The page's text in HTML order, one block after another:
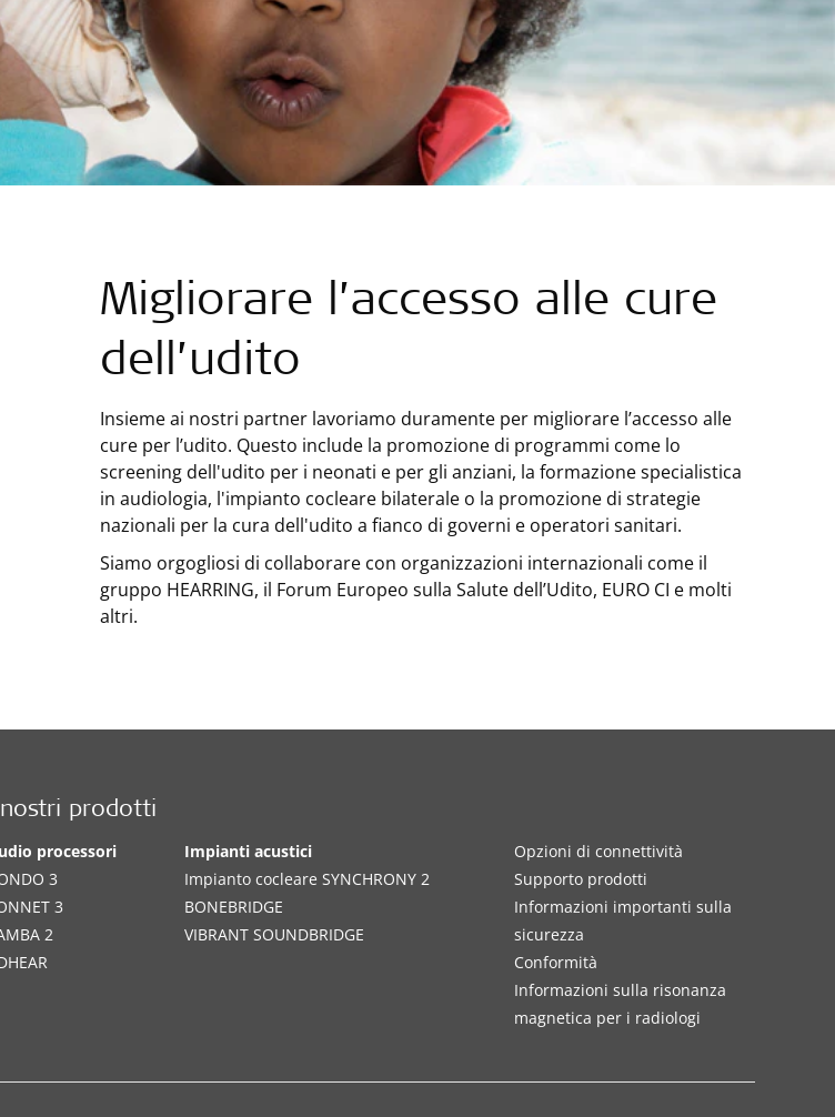
Migliorare l’accesso alle cure
dell’udito
Insieme ai nostri partner lavoriamo duramente per migliorare l’accesso alle
cure per l’udito. Questo include la promozione di programmi come lo
screening dell'udito per i neonati e per gli anziani, la formazione specialistica
in audiologia, l'impianto cocleare bilaterale o la promozione di strategie
nazionali per la cura dell'udito a fianco di governi e operatori sanitari.
Siamo orgogliosi di collaborare con organizzazioni internazionali come il
gruppo HEARRING, il Forum Europeo sulla Salute dell’Udito, EURO CI e molti
altri.
prodotti
processori
3
3
2
Impianti acustici
Impianto cocleare SYNCHRONY 2
BONEBRIDGE
VIBRANT SOUNDBRIDGE
Opzioni di connettività
Supporto prodotti
Informazioni importanti sulla
sicurezza
Conformità
Informazioni sulla risonanza
magnetica per i radiologi